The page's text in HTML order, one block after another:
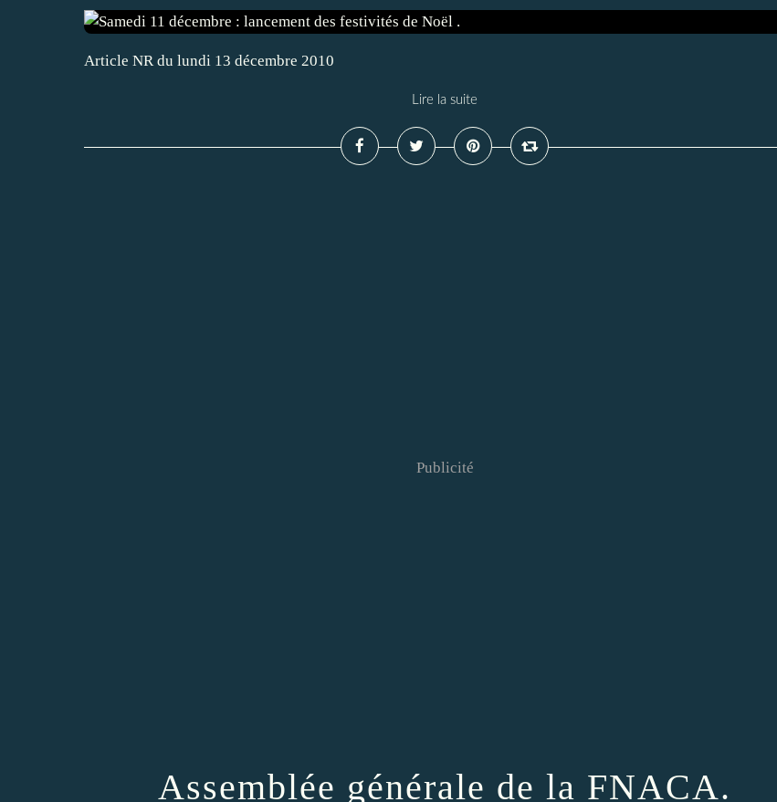
Article NR du lundi 13 décembre 2010
Lire la suite
Publicité
Assemblée générale de la FNACA.